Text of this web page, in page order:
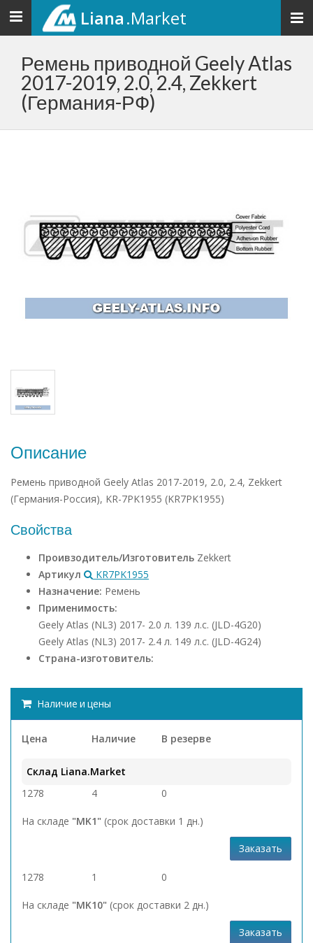
Toggle
navigation
Liana.Market
Ремень приводной Geely Atlas
2017-2019, 2.0, 2.4, Zekkert
(Германия-РФ)
Описание
Ремень приводной Geely Atlas 2017-2019, 2.0, 2.4, Zekkert
(Германия-Россия), KR-7PK1955 (KR7PK1955)
Свойства
Проивзодитель/Изготовитель Zekkert
Артикул
KR7PK1955
Назначение: Ремень
Применимость:
Geely Atlas (NL3) 2017- 2.0 л. 139 л.с. (JLD-4G20)
Geely Atlas (NL3) 2017- 2.4 л. 149 л.с. (JLD-4G24)
Страна-изготовитель:
Наличие и цены
Цена Наличие В резерве
Склад Liana.Market
1278
4 0
На складе "MK1" (срок доставки 1 дн.)
Заказать
1278 1 0
На складе "MK10" (срок доставки 2 дн.)
Заказать